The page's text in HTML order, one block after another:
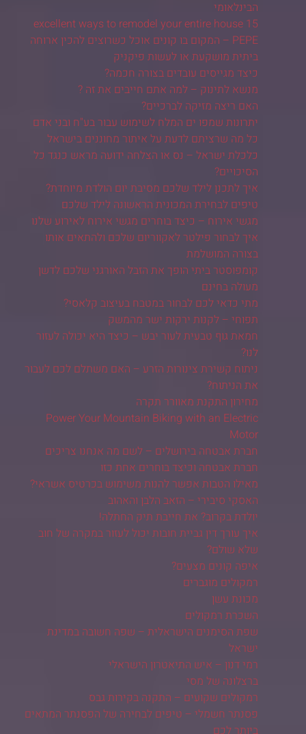
הבינלאומי
15 excellent ways to remodel your entire house
PEPE – המקום בו קונים אוכל כשרוצים להכין ארוחה
ביתית מושקעת או לעשות פיקניק
כיצד מגייסים עובדים בצורה חכמה?
מנשא לתינוק – למה אתם חייבים את זה ?
האם ריצה מזיקה לברכיים?
יתרונות שמפו ים המלח לשימוש עבור בע"ח ובני אדם
כל מה שרציתם לדעת על איתור מחוננים בישראל
כלכלת ישראל – נס או הצלחה ידועה מראש כנגד כל
הסיכויים?
איך לתכנן לילד שלכם מסיבת יום הולדת מיוחדת?
טיפים לבחירת המכונית הראשונה לילד שלכם
מגשי אירוח – כיצד בוחרים מגשי אירוח לאירוע שלנו
איך לבחור פילטר לאקווריום שלכם ולהתאים אותו
בצורה המושלמת
קומפוסטר ביתי הופך את הזבל האורגני שלכם לדשן
מעולה בחינם
מתי כדאי לכם לבחור במטבח בעיצוב קלאסי?
תפוחי – לקנות ירקות ישר מהמשק
חמאת גוף טבעית לעור יבש – כיצד היא יכולה לעזור
לנו?
ניתוח קשירת צינורות הזרע – האם משתלם לכם לעבור
את הניתוח?
מחירון התקנת מאוורר תקרה
Power Your Mountain Biking with an Electric
Motor
חברת אבטחה בירושלים – לשם מה אנחנו צריכים
חברת אבטחה וכיצד בוחרים אחת כזו
מאילו הטבות אפשר להנות משימוש בכרטיס אשראי?
האסקי סיבירי – הזאב הלבן והאהוב
יולדת בקרוב? את חייבת תיק החתלה!
איך עורך דין גביית חובות יכול לעזור במקרה של חוב
שלא שולם?
איפה קונים מצעים?
רמקולים מוגברים
מכונת עשן
השכרת רמקולים
שפת הסימנים הישראלית – שפה חשובה במדינת
ישראל
רמי דנון – איש התיאטרון הישראלי
ברצלונה של מסי
רמקולים שקועים – התקנה בקירות גבס
פסנתר חשמלי – טיפים לבחירה של הפסנתר המתאים
ביותר לכם